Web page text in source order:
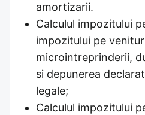
amortizarii.
Calculul impozitului
impozitului pe
microintreprinderii,
si depunerea
legale;
Calculul impozitului